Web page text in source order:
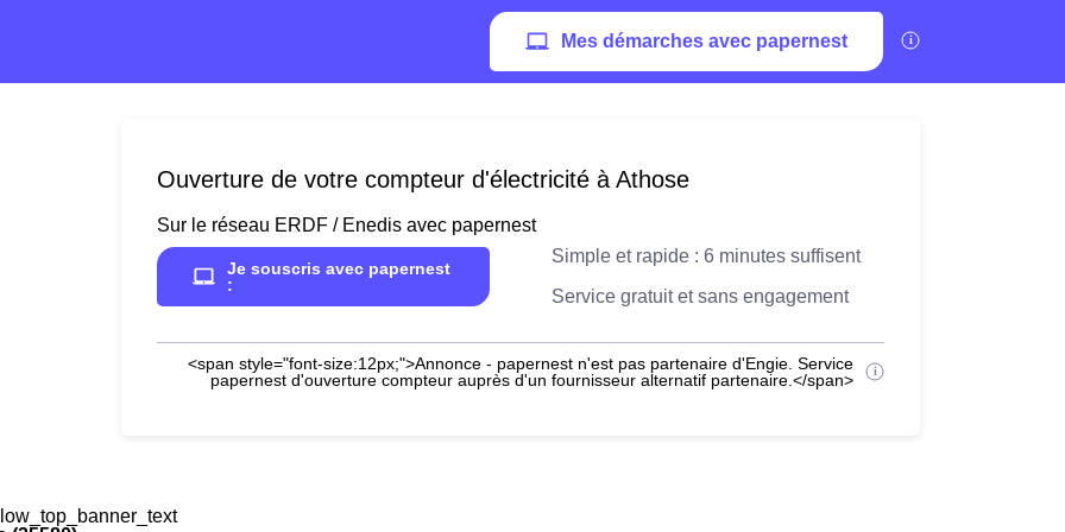
Mes démarches avec papernest
Ouverture de votre compteur d'électricité à Athose
Sur le réseau ERDF / Enedis avec papernest
Je souscris avec papernest
:
Simple et rapide : 6 minutes suffisent
Service gratuit et sans engagement
<span style="font-size:12px;">Annonce - papernest n'est pas partenaire d'Engie. Service
papernest d'ouverture compteur auprès d'un fournisseur alternatif partenaire.</span>